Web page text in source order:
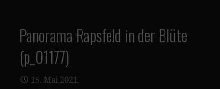
Panorama Rapsfeld in der Blüte
(p_01177)
15. Mai 2021